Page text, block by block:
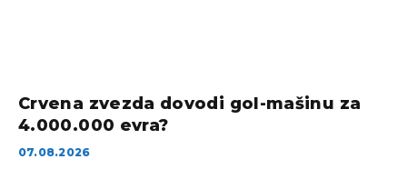
Crvena zvezda dovodi gol-mašinu za
4.000.000 evra?
07.08.2026